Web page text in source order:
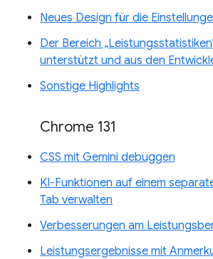
Neues Design für die
Der Bereich
unterstützt und aus den
Sonstige Highlights
Chrome 131
CSS mit Gemini debuggen
KI-Funktionen auf einem
Tab verwalten
Verbesserungen am
Leistungsergebnisse mit